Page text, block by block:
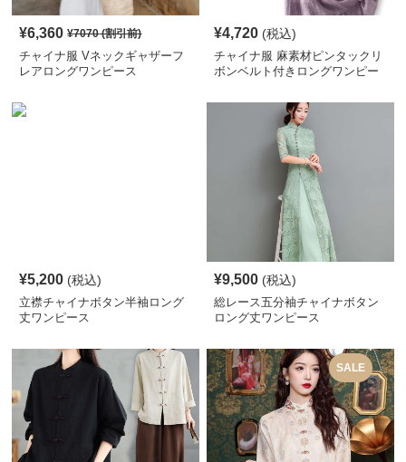
¥6,360 ¥7070(割引前)
チャイナ服 Vネックギャザーフ
レアロングワンピース
¥4,720 (税込)
チャイナ服 麻素材ピンタックリ
ボンベルト付きロングワンピー
¥5,200 (税込)
立襟チャイナボタン半袖ロング
丈ワンピース
¥9,500 (税込)
総レース五分袖チャイナボタン
ロング丈ワンピース
SALE